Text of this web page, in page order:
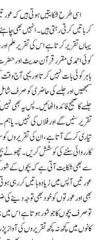
اسی طرح شکایتیں ہوتی ہیں کہ
کر باتیں کر تی رہتی ہیں۔ انہیں بھی
یہاں تقریر کرتا ہے اس کی تقریر علم
کوئی احمدی مقرر قرآن حدیث اور حضرت
باہر کوئی بات نہیں کرتا اور یہی
سمجھیں اور جلسے کی حاضری کو صرف
جلسے کا صحیح فائدہ اٹھائیں۔ پس یہ بھی
تقریر سنیں گے اور فلاں کی نہیں۔ یا
تیاری کر کے آتا ہے، ان کی تقریروں کو
کارروائی سننے کی کوشش کریں۔ چھوٹے
سے بھی شکایت آتی ہے کہ بچوں کے
عورتیں آپس میں زیادہ باتیں کر رہی
بھی اور عورتوں کو خود بھی توجہ
تو صرف بچوں کا جو شور ہوتا ہے اس
کانوں میں کچھ نہ کچھ تقریروں کی آواز